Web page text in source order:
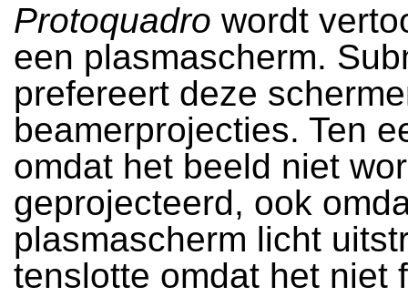
Protoquadro wordt
een plasmascherm.
prefereert deze
beamerprojecties. Ten
omdat het beeld niet
geprojecteerd, ook
plasmascherm licht
tenslotte omdat het niet